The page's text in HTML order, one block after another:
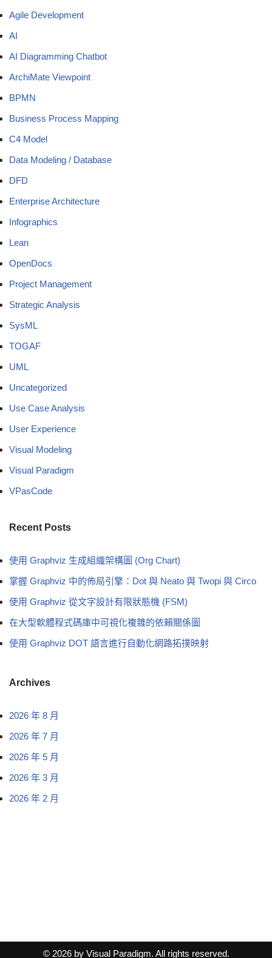
Agile Development
AI
AI Diagramming Chatbot
ArchiMate Viewpoint
BPMN
Business Process Mapping
C4 Model
Data Modeling / Database
DFD
Enterprise Architecture
Infographics
Lean
OpenDocs
Project Management
Strategic Analysis
SysML
TOGAF
UML
Uncategorized
Use Case Analysis
User Experience
Visual Modeling
Visual Paradigm
VPasCode
Recent Posts
使用 Graphviz 生成組織架構圖 (Org Chart)
掌握 Graphviz 中的佈局引擎：Dot 與 Neato 與 Twopi 與 Circo
使用 Graphviz 從文字設計有限狀態機 (FSM)
在大型軟體程式碼庫中可視化複雜的依賴關係圖
使用 Graphviz DOT 語言進行自動化網路拓撲映射
Archives
2026 年 8 月
2026 年 7 月
2026 年 5 月
2026 年 3 月
2026 年 2 月
© 2026 by Visual Paradigm. All rights reserved.